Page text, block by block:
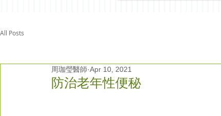
All Posts
防治老年性便秘
周珈瑩醫師 Apr 10, 2021